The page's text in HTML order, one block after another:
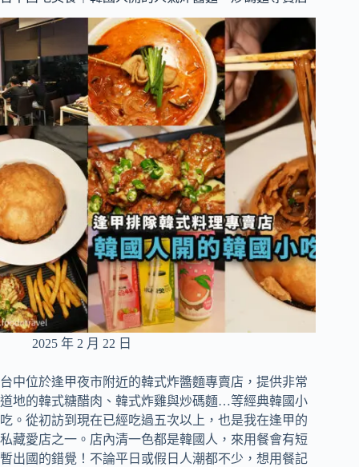
高
人
氣
台
中
醬
蟹
醬
蝦
專
賣
店，
寒
風
中
依
舊
客
滿
2025 年 2 月 22 日
台中位於逢甲夜市附近的韓式炸醬麵專賣店，提供非常
道地的韓式糖醋肉、韓式炸雞與炒碼麵…等經典韓國小
吃。從初訪到現在已經吃過五次以上，也是我在逢甲的
私藏愛店之一。店內清一色都是韓國人，來用餐會有短
暫出國的錯覺！不論平日或假日人潮都不少，想用餐記